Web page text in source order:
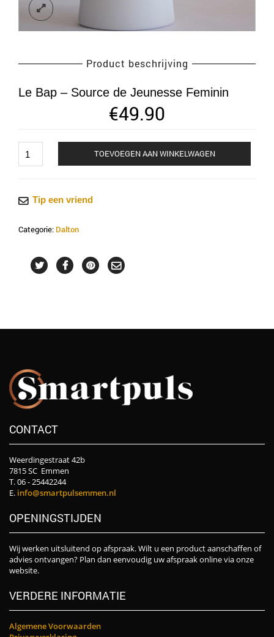
Product beschrijving
Le Bap – Source de Jeunesse Feminin
€49.90
Bap
Source
Jeunesse
aantal
TOEVOEGEN AAN WINKELWAGEN
Tip een vriend
Categorie: Dalton
CONTACT
Weerdingestraat 42b
7815 SC Emmen
T. 06 - 25442244
E. info@smartpulsemmen.nl
OPENINGSTIJDEN
Wij werken uitsluitend op afspraak. Wilt u een product aanschaffen of
advies ontvangen? Plan dan eenvoudig uw afspraak online via onze
website.
VERDERE INFORMATIE
Algemene Voorwaarden